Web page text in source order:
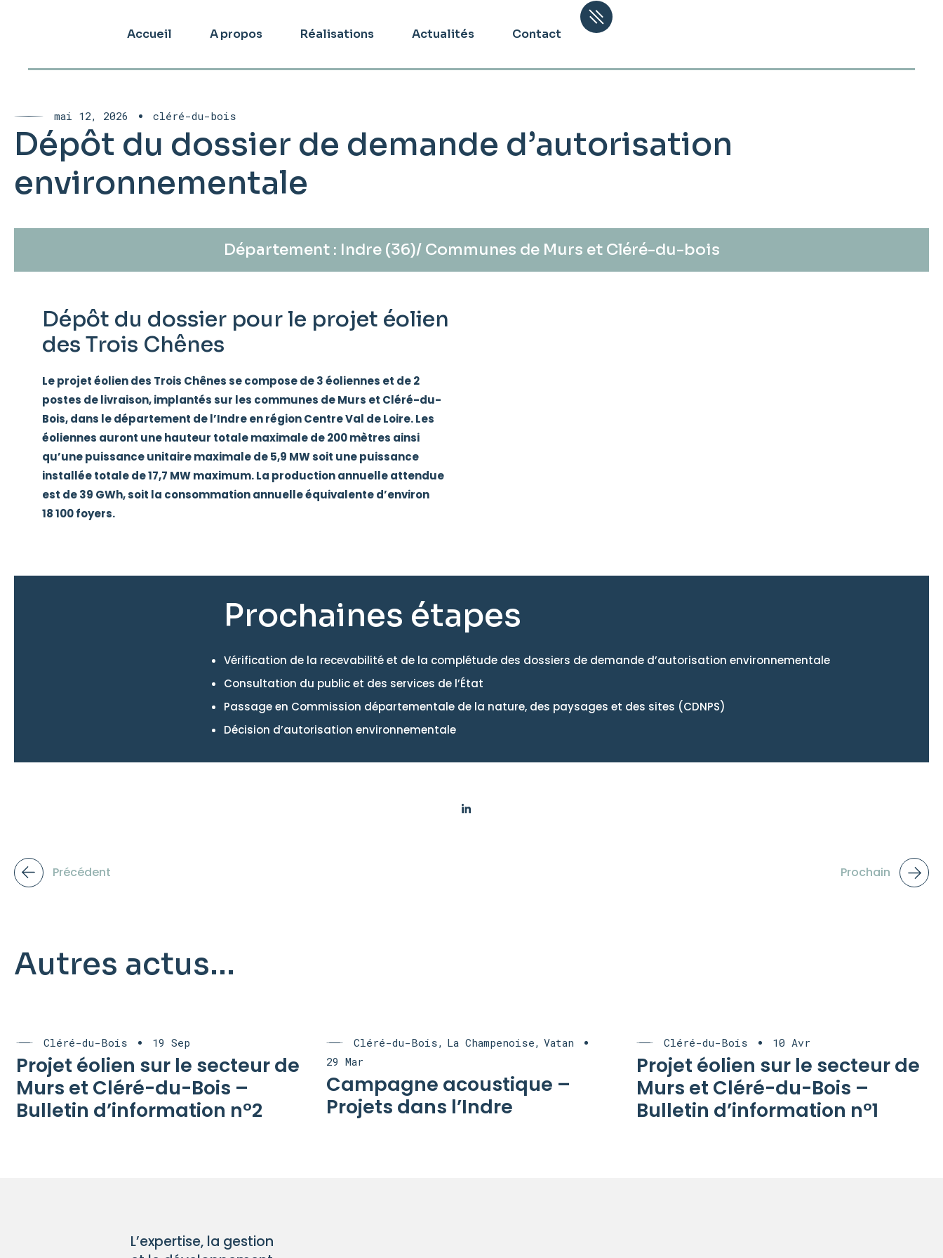
Accueil A propos Réalisations Actualités Contact
mai 12, 2026 cléré-du-bois
Dépôt du dossier de demande d’autorisation
environnementale
Département : Indre (36)/ Communes de Murs et Cléré-du-bois
Dépôt du dossier pour le projet éolien
des Trois Chênes
Le projet éolien des Trois Chênes se compose de 3 éoliennes et de 2
postes de livraison, implantés sur les communes de Murs et Cléré-du-
Bois, dans le département de l’Indre en région Centre Val de Loire. Les
éoliennes auront une hauteur totale maximale de 200 mètres ainsi
qu’une puissance unitaire maximale de 5,9 MW soit une puissance
installée totale de 17,7 MW maximum. La production annuelle attendue
est de 39 GWh, soit la consommation annuelle équivalente d’environ
18 100 foyers.
Prochaines étapes
Vérification de la recevabilité et de la complétude des dossiers de demande d’autorisation environnementale
Consultation du public et des services de l’État
Passage en Commission départementale de la nature, des paysages et des sites (CDNPS)
Décision d’autorisation environnementale
Précédent Prochain
Autres actus...
Cléré-du-Bois 19 Sep
Projet éolien sur le secteur de
Murs et Cléré-du-Bois –
Bulletin d’information n°2
Cléré-du-Bois La Champenoise
Vatan
29 Mar
Campagne acoustique –
Projets dans l’Indre
Cléré-du-Bois 10 Avr
Projet éolien sur le secteur de
Murs et Cléré-du-Bois –
Bulletin d’information n°1
L’expertise, la gestion